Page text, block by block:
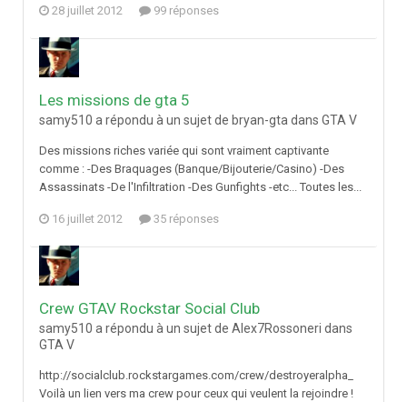
28 juillet 2012 99 réponses
Les missions de gta 5
samy510 a répondu à un sujet de bryan-gta dans GTA V
Des missions riches variée qui sont vraiment captivante
comme : -Des Braquages (Banque/Bijouterie/Casino) -Des
Assassinats -De l'Infiltration -Des Gunfights -etc... Toutes les...
16 juillet 2012 35 réponses
Crew GTAV Rockstar Social Club
samy510 a répondu à un sujet de Alex7Rossoneri dans
GTA V
http://socialclub.rockstargames.com/crew/destroyeralpha_
Voilà un lien vers ma crew pour ceux qui veulent la rejoindre !